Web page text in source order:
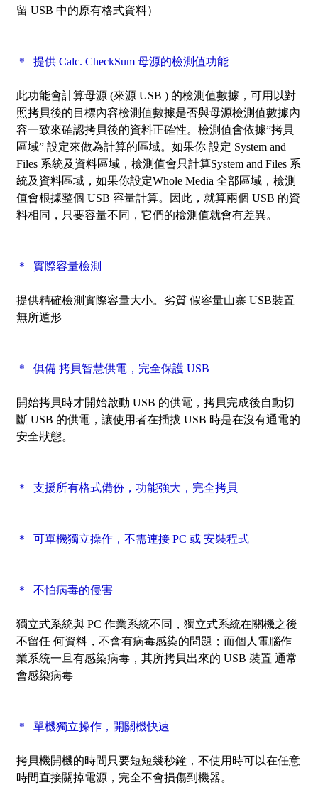
留 USB 中的原有格式資料）
＊ 提供 Calc. CheckSum 母源的檢測值功能
此功能會計算母源 (來源 USB ) 的檢測值數據，可用以對
照拷貝後的目標內容檢測值數據是否與母源檢測值數據內
容一致來確認拷貝後的資料正確性。檢測值會依據”拷貝
區域” 設定來做為計算的區域。如果你 設定 System and
Files 系統及資料區域，檢測值會只計算System and Files 系
統及資料區域，如果你設定Whole Media 全部區域，檢測
值會根據整個 USB 容量計算。因此，就算兩個 USB 的資
料相同，只要容量不同，它們的檢測值就會有差異。
＊ 實際容量檢測
提供精確檢測實際容量大小。劣質 假容量山寨 USB裝置
無所遁形
＊ 俱備 拷貝智慧供電，完全保護 USB
開始拷貝時才開始啟動 USB 的供電，拷貝完成後自動切
斷 USB 的供電，讓使用者在插拔 USB 時是在沒有通電的
安全狀態。
＊ 支援所有格式備份，功能強大，完全拷貝
＊ 可單機獨立操作，不需連接 PC 或 安裝程式
＊ 不怕病毒的侵害
獨立式系統與 PC 作業系統不同，獨立式系統在關機之後
不留任 何資料，不會有病毒感染的問題；而個人電腦作
業系統一旦有感染病毒，其所拷貝出來的 USB 裝置 通常
會感染病毒
＊ 單機獨立操作，開關機快速
拷貝機開機的時間只要短短幾秒鐘，不使用時可以在任意
時間直接關掉電源，完全不會損傷到機器。